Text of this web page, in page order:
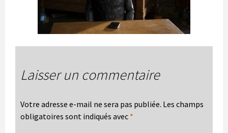
Laisser un commentaire
Votre adresse e-mail ne sera pas publiée. Les champs
obligatoires sont indiqués avec *